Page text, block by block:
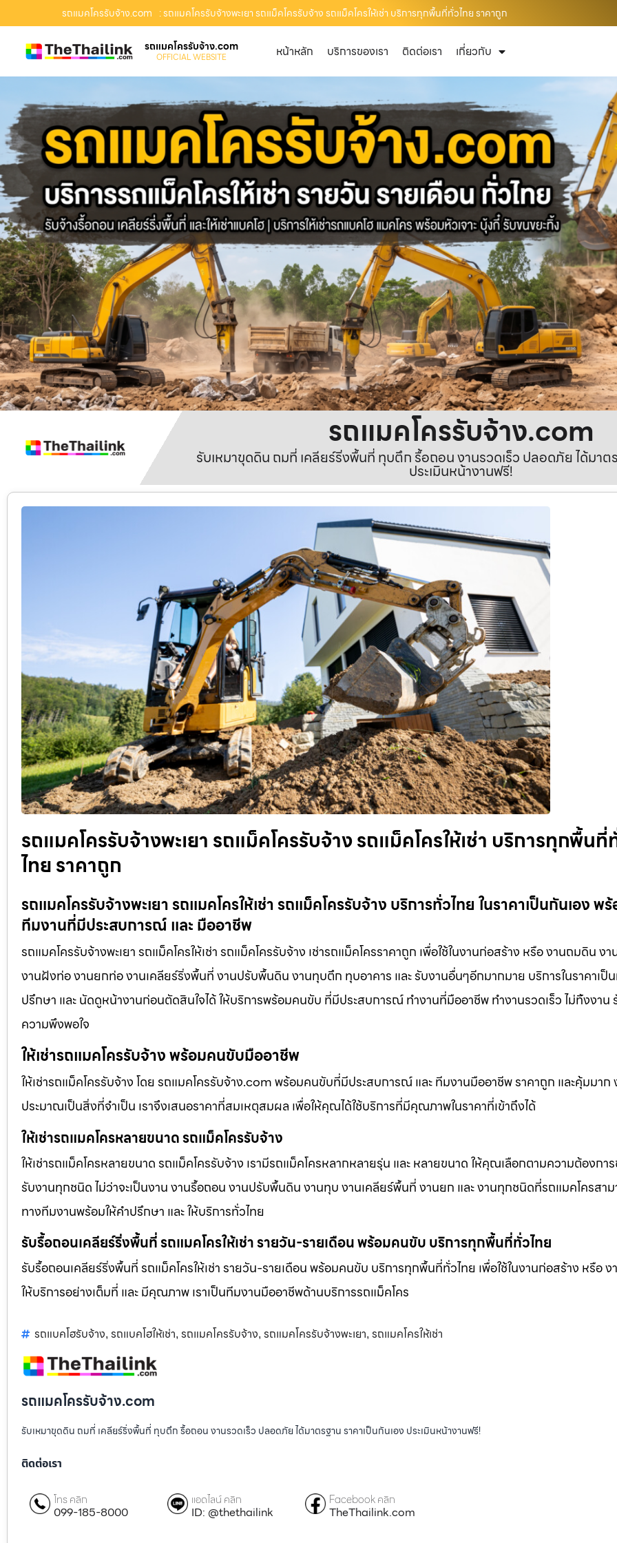
รถแมคโครรับจ้าง.com : รถแมคโครรับจ้างพะเยา รถแม็คโครรับจ้าง รถแม็คโครให้เช่า บริการทุกพื้นที่ทั่วไทย ราคาถูก
รถแมคโครรับจ้าง.com
OFFICIAL WEBSITE หน้าหลัก บริการของเรา ติดต่อเรา เกี่ยวกับ
รถแมคโครรับจ้าง.com
รับเหมาขุดดิน ถมที่ เคลียร์ริ่งพื้นที่ ทุบตึก รื้อถอน งานรวดเร็ว ปลอดภัย ได้มาต
ประเมินหน้างานฟรี!
รถแมคโครรับจ้างพะเยา รถแม็คโครรับจ้าง รถแม็คโครให้เช่า บริการทุกพื้นที่
ไทย ราคาถูก
รถแมคโครรับจ้างพะเยา รถแมคโครให้เช่า รถแม็คโครรับจ้าง บริการทั่วไทย ในราคาเป็นกันเอง พ
ทีมงานที่มีประสบการณ์ และ มืออาชีพ
รถแมคโครรับจ้างพะเยา รถแม็คโครให้เช่า รถแม็คโครรับจ้าง เช่ารถแม็คโครราคาถูก เพื่อใช้ในงานก่อสร้าง หรือ งานถมดิน ง
งานฝังท่อ งานยกท่อ งานเคลียร์ริ่งพื้นที่ งานปรับพื้นดิน งานทุบตึก ทุบอาคาร และ รับงานอื่นๆอีกมากมาย บริการในราคาเป็
ปรึกษา และ นัดดูหน้างานก่อนตัดสินใจได้ ให้บริการพร้อมคนขับ ที่มีประสบการณ์ ทำงานที่มืออาชีพ ทำงานรวดเร็ว ไม่ทิ้งงาน
ความพึงพอใจ
ให้เช่ารถแมคโครรับจ้าง พร้อมคนขับมืออาชีพ
ให้เช่ารถแม็คโครรับจ้าง โดย รถแมคโครรับจ้าง.com พร้อมคนขับที่มีประสบการณ์ และ ทีมงานมืออาชีพ ราคาถูก และคุ้มมาก
ประมาณเป็นสิ่งที่จำเป็น เราจึงเสนอราคาที่สมเหตุสมผล เพื่อให้คุณได้ใช้บริการที่มีคุณภาพในราคาที่เข้าถึงได้
ให้เช่ารถแมคโครหลายขนาด รถแม็คโครรับจ้าง
ให้เช่ารถแม็คโครหลายขนาด รถแม็คโครรับจ้าง เรามีรถแม็คโครหลากหลายรุ่น และ หลายขนาด ให้คุณเลือกตามความต้องกา
รับงานทุกชนิด ไม่ว่าจะเป็นงาน งานรื้อถอน งานปรับพื้นดิน งานทุบ งานเคลียร์พื้นที่ งานยก และ งานทุกชนิดที่รถแมคโครสาม
ทางทีมงานพร้อมให้คำปรึกษา และ ให้บริการทั่วไทย
รับรื้อถอนเคลียร์ริ่งพื้นที่ รถแมคโครให้เช่า รายวัน-รายเดือน พร้อมคนขับ บริการทุกพื้นที่ทั่วไทย
รับรื้อถอนเคลียร์ริ่งพื้นที่ รถแม็คโครให้เช่า รายวัน-รายเดือน พร้อมคนขับ บริการทุกพื้นที่ทั่วไทย เพื่อใช้ในงานก่อสร้าง หรือ
ให้บริการอย่างเต็มที่ และ มีคุณภาพ เราเป็นทีมงานมืออาชีพด้านบริการรถแม็คโคร
รถแบคโฮรับจ้าง, รถแบคโฮให้เช่า, รถแมคโครรับจ้าง, รถแมคโครรับจ้างพะเยา, รถแมคโครให้เช่า
รถแมคโครรับจ้าง.com
รับเหมาขุดดิน ถมที่ เคลียร์ริ่งพื้นที่ ทุบตึก รื้อถอน งานรวดเร็ว ปลอดภัย ได้มาตรฐาน ราคาเป็นกันเอง ประเมินหน้างานฟรี!
ติดต่อเรา
โทร คลิก
099-185-8000
แอดไลน์ คลิก
ID: @thethailink
Facebook คลิก
TheThailink.com